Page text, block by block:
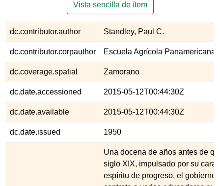
Vista sencilla de ítem
dc.contributor.author Standley, Paul C.
dc.contributor.corpauthor Escuela Agrícola Panamericana,
dc.coverage.spatial Zamorano
dc.date.accessioned 2015-05-12T00:44:30Z
dc.date.available 2015-05-12T00:44:30Z
dc.date.issued 1950
Una docena de años antes de
siglo XIX, impulsado por su
espíritu de progreso, el gobierno